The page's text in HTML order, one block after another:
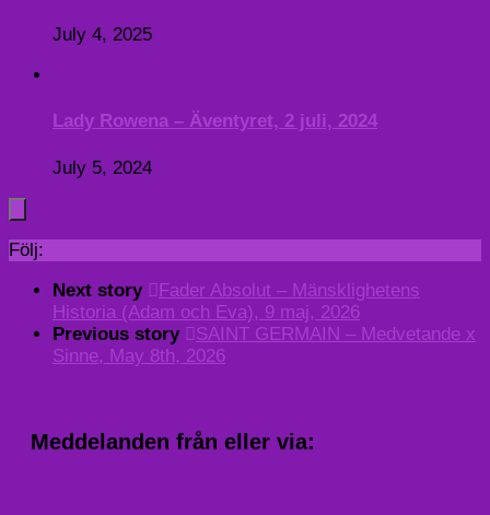
July 4, 2025
Lady Rowena – Äventyret, 2 juli, 2024
July 5, 2024
Följ:
Next story
Fader Absolut – Mänsklighetens
Historia (Adam och Eva), 9 maj, 2026
Previous story
SAINT GERMAIN – Medvetande x
Sinne, May 8th, 2026
Meddelanden från eller via: